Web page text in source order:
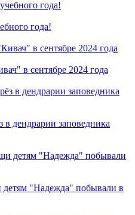
года!
в сентябре 2024 года
в дендрарии заповедника
"Надежда" побывали в